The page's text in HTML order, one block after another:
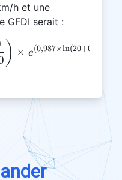
h et une
GFDI serait :
\approx
) × e(0,987×ln(20+0